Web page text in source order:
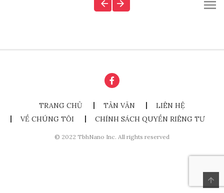
TRANG CHỦ TẢN VĂN
LIÊN HỆ
VỀ CHÚNG TÔI
CHÍNH SÁCH QUYỀN RIÊNG TƯ
© 2022 TbhNano Inc. All rights reserved